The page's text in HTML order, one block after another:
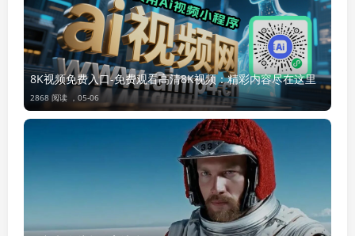
8K视频免费入口-免费观看高清8K视频：精彩内容尽在这里
2868 阅读 ， 05-06